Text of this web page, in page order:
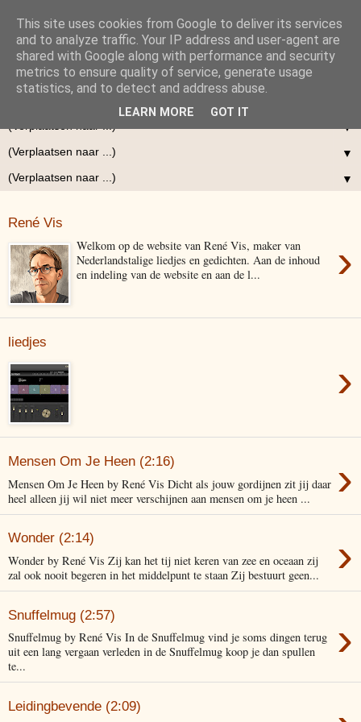
▼
▼
▼
René Vis
›
Welkom op de website van René Vis, maker van
Nederlandstalige liedjes en gedichten. Aan de inhoud
en indeling van de website en aan de l...
liedjes
›
Mensen Om Je Heen (2:16) ›
Mensen Om Je Heen by René Vis Dicht als jouw gordijnen zit jij daar
heel alleen jij wil niet meer verschijnen aan mensen om je heen ...
Wonder (2:14) ›
Wonder by René Vis Zij kan het tij niet keren van zee en oceaan zij
zal ook nooit begeren in het middelpunt te staan Zij bestuurt geen...
Snuffelmug (2:57) ›
Snuffelmug by René Vis In de Snuffelmug vind je soms dingen terug
uit een lang vergaan verleden in de Snuffelmug koop je dan spullen
te...
Leidingbevende (2:09)
This site uses cookies from Google to deliver its services
and to analyze traffic. Your IP address and user-agent are
shared with Google along with performance and security
metrics to ensure quality of service, generate usage
statistics, and to detect and address abuse.
LEARN MORE GOT IT